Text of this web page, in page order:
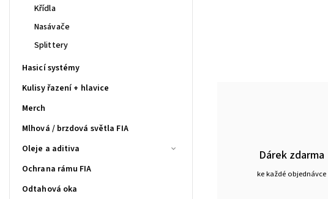
Křídla
Nasávače
Splittery
Hasicí systémy
Kulisy řazení + hlavice
Merch
Mlhová / brzdová světla FIA
Oleje a aditiva
Ochrana rámu FIA
Odtahová oka
Dárek zdarma
ke každé objednávce